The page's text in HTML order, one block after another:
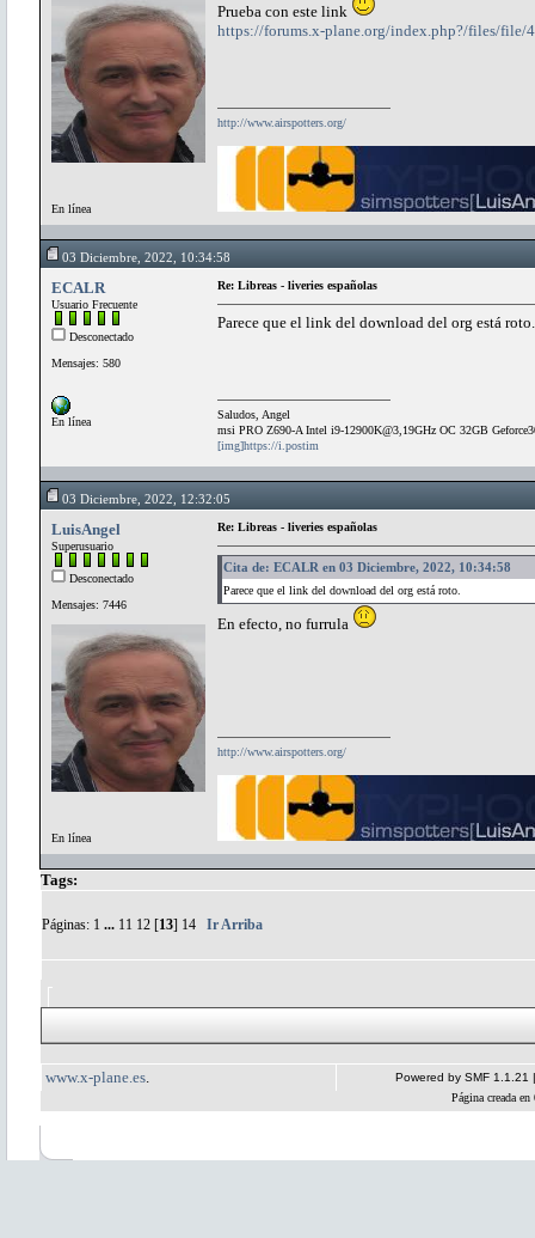
En línea
Prueba con este link
https://forums.x-plane.org/index.php?/files/file/
http://www.airspotters.org/
03 Diciembre, 2022, 10:34:58
ECALR
Usuario Frecuente
Desconectado
Mensajes: 580
En línea
Re: Libreas - liveries españolas
Parece que el link del download del org está roto.
Saludos, Angel
msi PRO Z690-A Intel i9-12900K@3,19GHz OC 32GB
[img]https://i.postim
03 Diciembre, 2022, 12:32:05
LuisAngel
Superusuario
Desconectado
Mensajes: 7446
En línea
Re: Libreas - liveries españolas
Cita de: ECALR en 03 Diciembre, 2022, 10:34:58
Parece que el link del download del org está roto.
En efecto, no furrula
http://www.airspotters.org/
Tags:
Páginas: 1 ... 11 12 [13] 14 Ir Arriba
www.x-plane.es Powered by SMF 1.1.21
Página creada